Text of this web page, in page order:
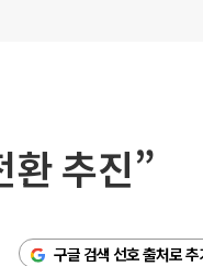
환 추진”
구글 검색 선호 출처로